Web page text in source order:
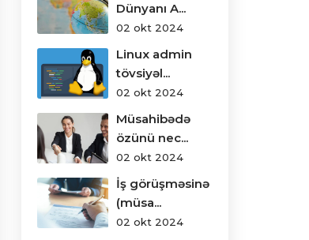
Dünyanı A...
02 okt 2024
Linux admin
tövsiyəl...
02 okt 2024
Müsahibədə
özünü nec...
02 okt 2024
İş görüşməsinə
(müsa...
02 okt 2024